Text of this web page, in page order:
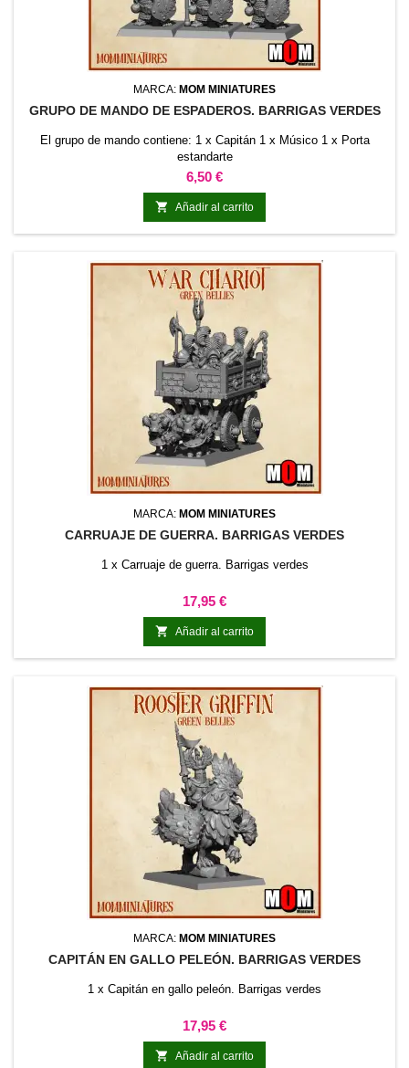
MARCA: MOM MINIATURES
GRUPO DE MANDO DE ESPADEROS. BARRIGAS VERDES
El grupo de mando contiene: 1 x Capitán 1 x Músico 1 x Porta
estandarte
Precio
6,50 €
 Añadir al carrito
MARCA: MOM MINIATURES
CARRUAJE DE GUERRA. BARRIGAS VERDES
1 x Carruaje de guerra. Barrigas verdes
Precio
17,95 €
 Añadir al carrito
MARCA: MOM MINIATURES
CAPITÁN EN GALLO PELEÓN. BARRIGAS VERDES
1 x Capitán en gallo peleón. Barrigas verdes
Precio
17,95 €
 Añadir al carrito